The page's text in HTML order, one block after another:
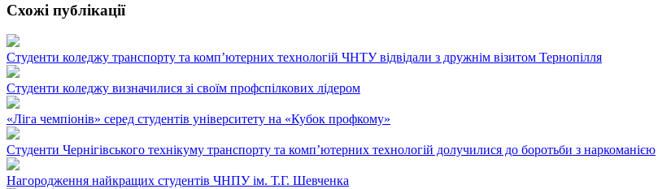
Схожі публікації
Студенти коледжу транспорту та комп’ютерних технологій ЧНТУ відвідали з дружнім візитом Тернопілля
Студенти коледжу визначилися зі своїм профспілкових лідером
«Ліга чемпіонів» серед студентів університету на «Кубок профкому»
Студенти Чернігівського технікуму транспорту та комп’ютерних технологій долучилися до боротьби з наркоманією
Нагородження найкращих студентів ЧНПУ ім. Т.Г. Шевченка